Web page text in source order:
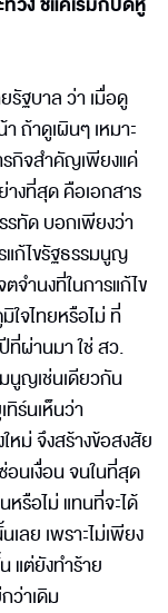
รัฐบาล ว่า เมื่อดู
ถ้าดูเผินๆ เหมาะ
กิจสำคัญเพียงแค่
งที่สุด คือเอกสาร
รทัด บอกเพียงว่า
แก้ไขรัฐธรรมนูญ
จำนงที่ในการแก้ไข
ใจไทยหรือไม่ ที่
ผ่านมา ใช่ สว.
นูญเช่นเดียวกัน
ร์นเห็นว่า
ม่ จึงสร้างข้อสงสัย
นเงื่อน จนในที่สุด
หรือไม่ แทนที่จะได้
ลย เพราะไม่เพียง
แต่ยังทำร้าย
ว่าเดิม